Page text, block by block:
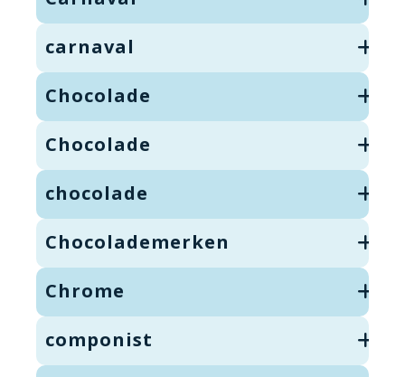
carnaval
Chocolade
Chocolade
chocolade
Chocolademerken
Chrome
componist